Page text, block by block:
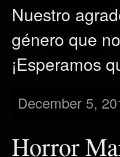
Nuestro
género que
¡Esperamos
December 5,
Horror